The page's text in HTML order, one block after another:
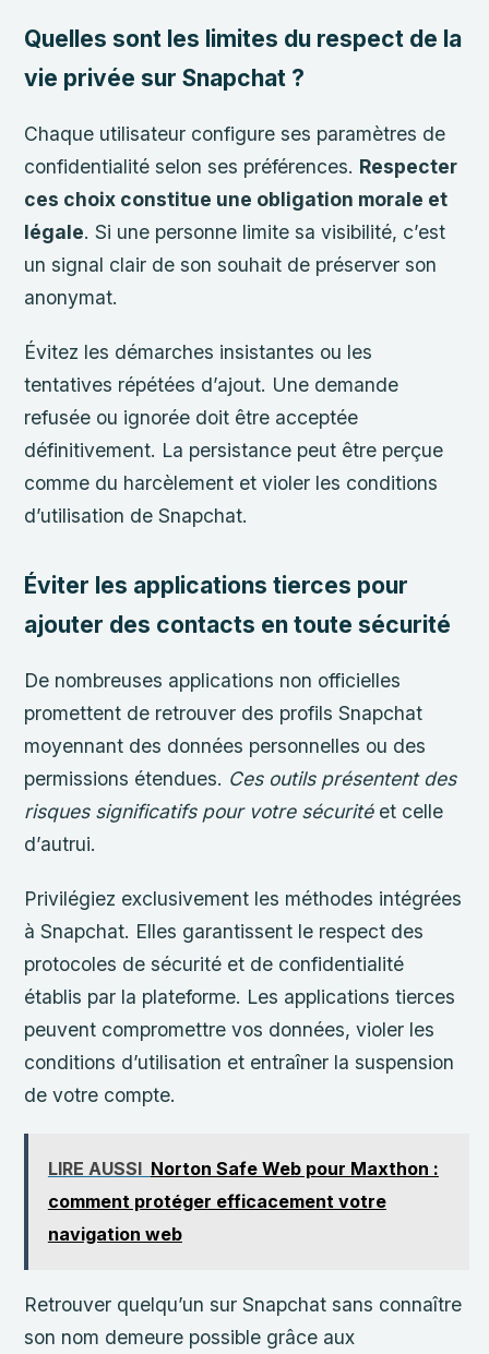
Quelles sont les limites du respect de la
vie privée sur Snapchat ?
Chaque utilisateur configure ses paramètres de
confidentialité selon ses préférences. Respecter
ces choix constitue une obligation morale et
légale. Si une personne limite sa visibilité, c’est
un signal clair de son souhait de préserver son
anonymat.
Évitez les démarches insistantes ou les
tentatives répétées d’ajout. Une demande
refusée ou ignorée doit être acceptée
définitivement. La persistance peut être perçue
comme du harcèlement et violer les conditions
d’utilisation de Snapchat.
Éviter les applications tierces pour
ajouter des contacts en toute sécurité
De nombreuses applications non officielles
promettent de retrouver des profils Snapchat
moyennant des données personnelles ou des
permissions étendues. Ces outils présentent des
risques significatifs pour votre sécuritéet celle
d’autrui.
Privilégiez exclusivement les méthodes intégrées
à Snapchat. Elles garantissent le respect des
protocoles de sécurité et de confidentialité
établis par la plateforme. Les applications tierces
peuvent compromettre vos données, violer les
conditions d’utilisation et entraîner la suspension
de votre compte.
LIRE AUSSI Norton Safe Web pour Maxthon :
comment protéger efficacement votre
navigation web
Retrouver quelqu’un sur Snapchat sans connaître
son nom demeure possible grâce aux